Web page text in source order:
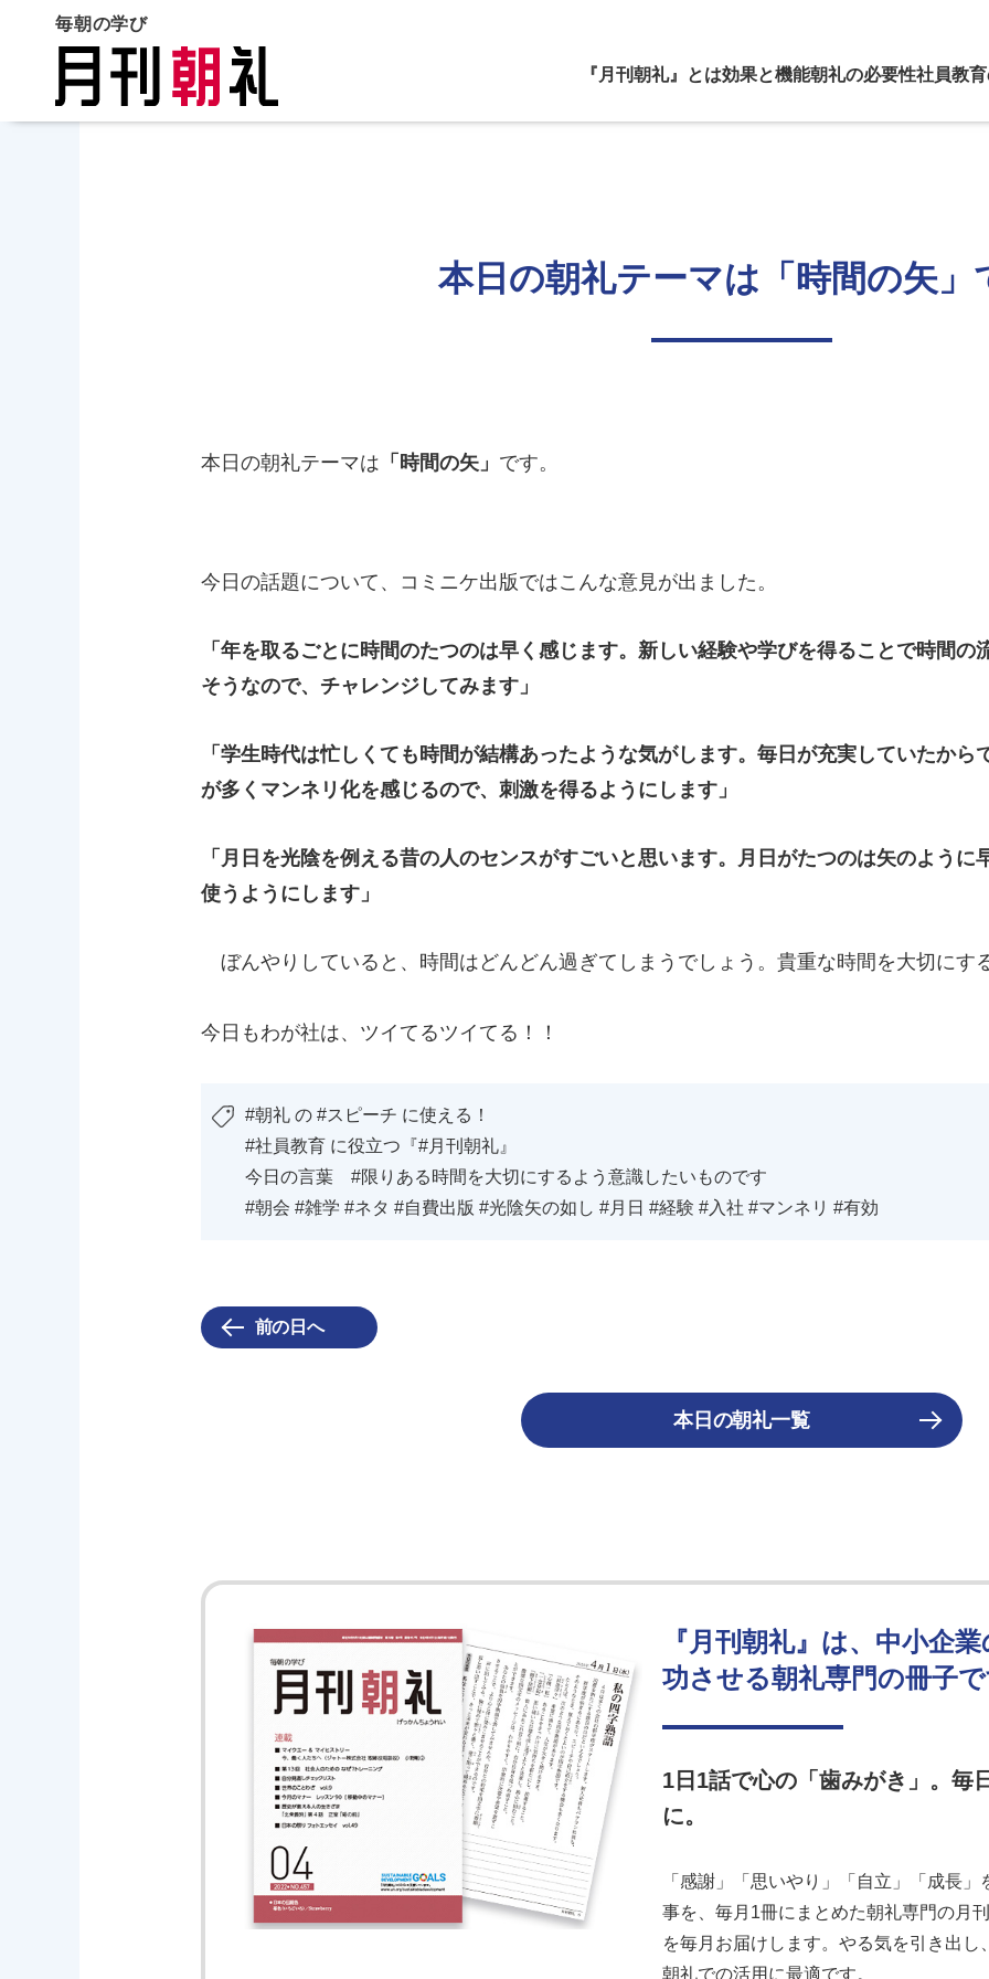
毎朝の学び
『月刊朝礼』とは効果と機能朝礼の必要性社員教
本日の朝礼テーマは「時間の矢」
本日の朝礼テーマは 「時間の矢」 です。
今日の話題について、コミニケ出版ではこんな意見が出ました。
「年を取るごとに時間のたつのは早く感じます。新しい経験や学びを得ることで時間
そうなので、チャレンジしてみます」
「学生時代は忙しくても時間が結構あったような気がします。毎日が充実していたか
が多くマンネリ化を感じるので、刺激を得るようにします」
「月日を光陰を例える昔の人のセンスがすごいと思います。月日がたつのは矢のよう
使うようにします」
ぼんやりしていると、時間はどんどん過ぎてしまうでしょう。貴重な時間を大切にす
今日もわが社は、ツイてるツイてる！！
#朝礼 の #スピーチ に使える！
#社員教育 に役立つ『#月刊朝礼』
今日の言葉 #限りある時間を大切にするよう意識したいものです
#朝会 #雑学 #ネタ #自費出版 #光陰矢の如し #月日 #経験 #入社 #マンネリ #有効
前の日へ
本日の朝礼一覧
『月刊朝礼』は、中小企
功させる朝礼専門の冊子
1日1話で心の「歯みがき」。毎
に。
「感謝」「思いやり」「自立」「成長
事を、毎月1冊にまとめた朝礼専門の月
を毎月お届けします。やる気を引き出
朝礼での活用に最適です。